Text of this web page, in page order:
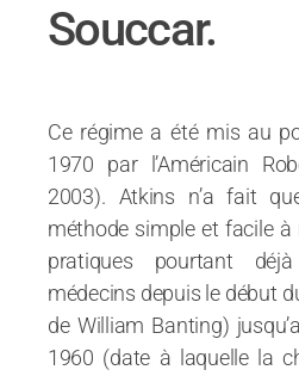
Souccar.
Ce régime a été mis au
1970 par l’Américain
2003). Atkins n’a fait
méthode simple et facile
pratiques pourtant
médecins depuis le début
de William Banting)
1960 (date à laquelle la